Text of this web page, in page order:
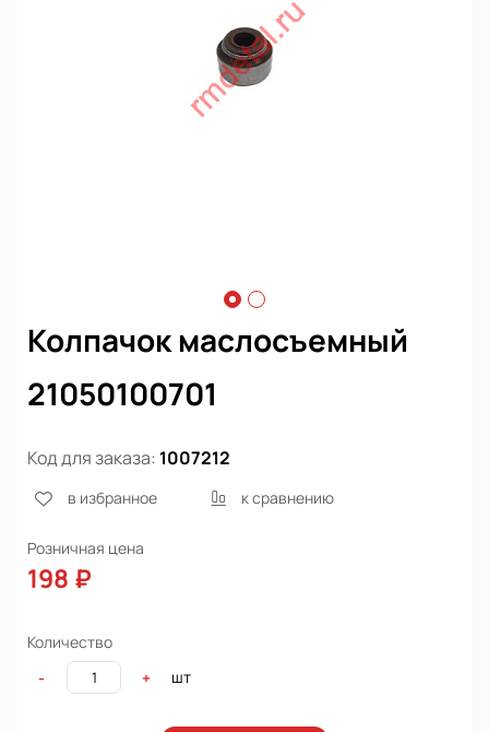
Колпачок маслосъемный
21050100701
Код для заказа: 1007212
в избранное к сравнению
Розничная цена
198 ₽
Количество
-
+ шт